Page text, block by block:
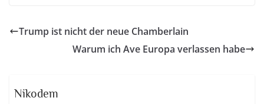
Trump ist nicht der neue Chamberlain
Warum ich Ave Europa verlassen habe
Nikodem